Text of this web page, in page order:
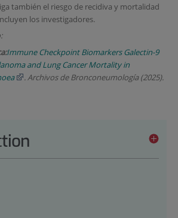
también el riesgo de recidiva y mortalidad
los investigadores.
Immune Checkpoint Biomarkers Galectin-9
and Lung Cancer Mortality in
.Archivos de Bronconeumología (2025).